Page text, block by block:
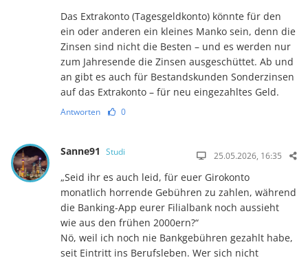
Das Extrakonto (Tagesgeldkonto) könnte für den
ein oder anderen ein kleines Manko sein, denn die
Zinsen sind nicht die Besten – und es werden nur
zum Jahresende die Zinsen ausgeschüttet. Ab und
an gibt es auch für Bestandskunden Sonderzinsen
auf das Extrakonto – für neu eingezahltes Geld.
Antworten 0
Sanne91 Studi 25.05.2026, 16:35
„Seid ihr es auch leid, für euer Girokonto
monatlich horrende Gebühren zu zahlen, während
die Banking-App eurer Filialbank noch aussieht
wie aus den frühen 2000ern?“
Nö, weil ich noch nie Bankgebühren gezahlt habe,
seit Eintritt ins Berufsleben. Wer sich nicht